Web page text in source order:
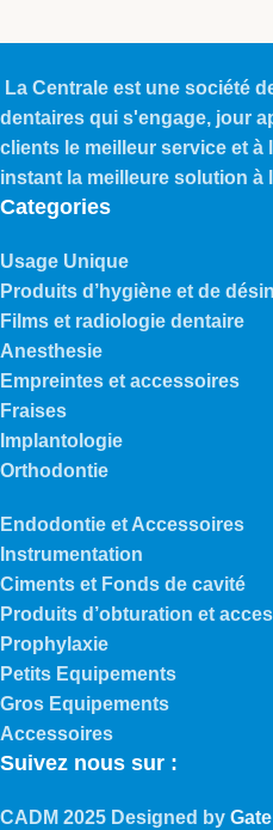
La Centrale est une société
dentaires qui s'engage, jour
clients le meilleur service et
instant la meilleure solution à
Categories
Usage Unique
Produits d’hygiène et de
Films et radiologie dentaire
Anesthesie
Empreintes et accessoires
Fraises
Implantologie
Orthodontie
Endodontie et Accessoires
Instrumentation
Ciments et Fonds de cavité
Produits d’obturation et
Prophylaxie
Petits Equipements
Gros Equipements
Accessoires
Suivez nous sur :
CADM 2025 Designed by